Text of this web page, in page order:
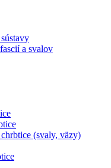
a svalov
(svaly, väzy)